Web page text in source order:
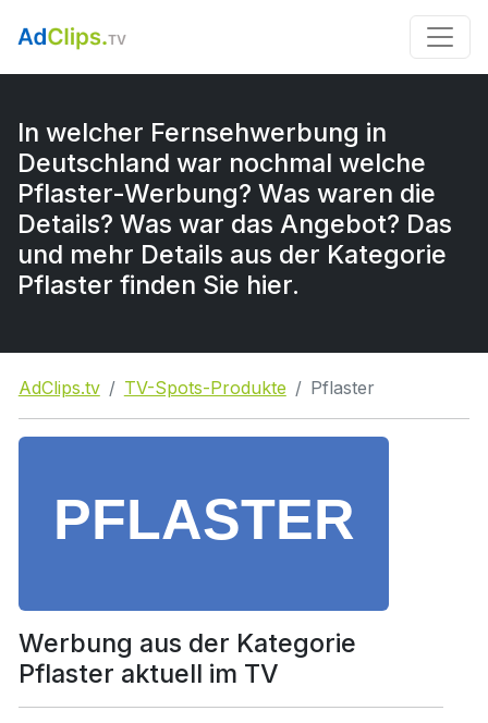
In welcher Fernsehwerbung in
Deutschland war nochmal welche
Pflaster-Werbung? Was waren die
Details? Was war das Angebot? Das
und mehr Details aus der Kategorie
Pflaster finden Sie hier.
AdClips.tv TV-Spots-Produkte Pflaster
Werbung aus der Kategorie
Pflaster aktuell im TV